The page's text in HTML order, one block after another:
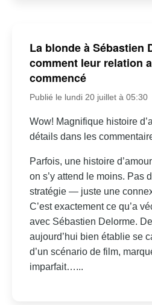
La blonde à Sébastien
comment leur relation
commencé
Publié le lundi 20 juillet à 05:30
Wow! Magnifique histoire
détails dans les
Parfois, une histoire
on s’y attend le moins. Pas
stratégie — juste une
C’est exactement ce qu’a
avec Sébastien Delorme.
aujourd’hui bien établie se
d’un scénario de film,
imparfait…...